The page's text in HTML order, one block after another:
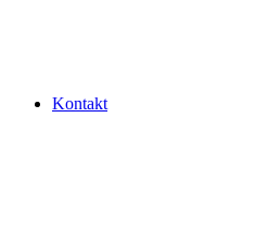
Kontakt